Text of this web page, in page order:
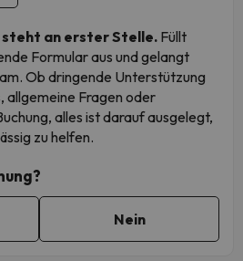
an erster Stelle. Füllt
Formular aus und gelangt
Ob dringende Unterstützung
allgemeine Fragen oder
alles ist darauf ausgelegt,
zu helfen.
Nein